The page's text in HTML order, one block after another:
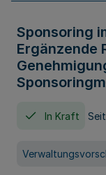
Sponsoring
Ergänzende
In Kraft